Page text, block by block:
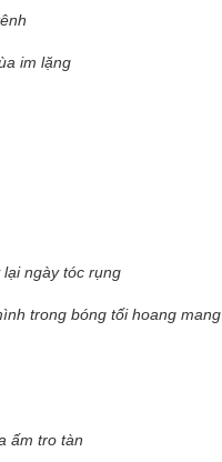
im lặng
ngày tóc rụng
trong bóng tối hoang mang
ấm tro tàn